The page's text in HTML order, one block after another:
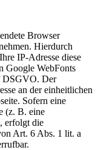
Browser
Hierdurch
IP-Adresse diese
Google WebFonts
DSGVO. Der
an der einheitlichen
Sofern eine
(z. B. eine
erfolgt die
Art. 6 Abs. 1 lit. a